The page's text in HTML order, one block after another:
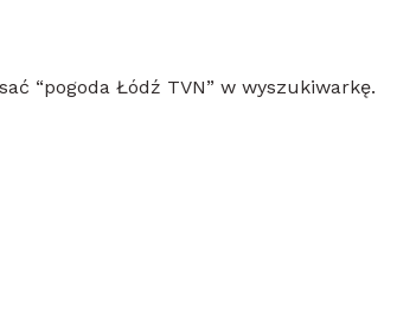
“pogoda Łódź TVN” w wyszukiwarkę.